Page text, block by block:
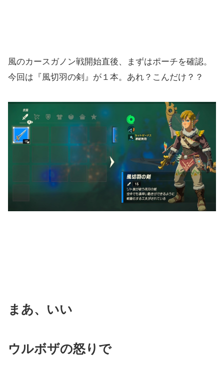
風のカースガノン戦開始直後、まずはポーチを確認。
今回は『風切羽の剣』が１本。あれ？こんだけ？？
まあ、いい
ウルボザの怒りで